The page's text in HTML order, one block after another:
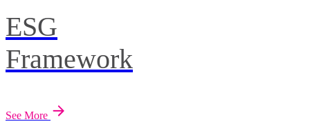
ESG
Framework
See More